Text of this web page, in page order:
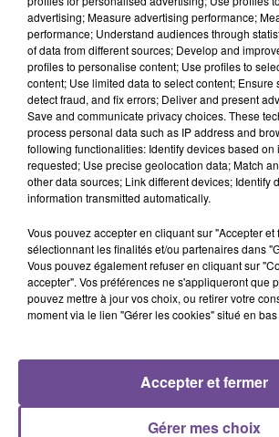
Vos missions : assurer l’accueil,
permanente en assurant une prestation
respect des normes et procédures,
réservations clients, accueillir et prendre
depuis son arrivée jusqu’a son départ et
satisfaction permanente en assurant une
qualité. Une formation en interne vous
Référence de l’offre Pôle Emploi :
RADIO ACTUS
advertising; Measure advertising performance;
performance; Understand audiences through
of data from different sources; Develop and
profiles to personalise content; Use profiles to
content; Use limited data to select content; Ensure
detect fraud, and fix errors; Deliver and present
Save and communicate privacy choices. These
process personal data such as IP address and
following functionalities: Identify devices based on
requested; Use precise geolocation data; Match
other data sources; Link different devices; Identify
information transmitted automatically.
Vous pouvez accepter en cliquant sur "Accepter et
sélectionnant les finalités et/ou partenaires dans
Vous pouvez également refuser en cliquant sur
accepter". Vos préférences ne s'appliqueront que
pouvez mettre à jour vos choix, ou retirer votre
moment via le lien "Gérer les cookies" situé en
Gérer mes choix
Accepter et fermer